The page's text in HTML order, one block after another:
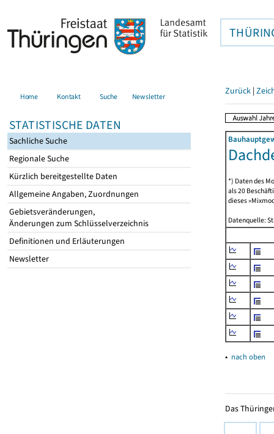
Home Kontakt Suche Newsletter
STATISTISCHE DATEN
Sachliche Suche
Regionale Suche
Kürzlich bereitgestellte Daten
Allgemeine Angaben, Zuordnungen
Gebietsveränderungen,
Änderungen zum Schlüsselverzeichnis
Definitionen und Erläuterungen
Newsletter
Zurück |
*) Daten des
als 20
dieses
Datenquelle:
▴ nach oben
Das